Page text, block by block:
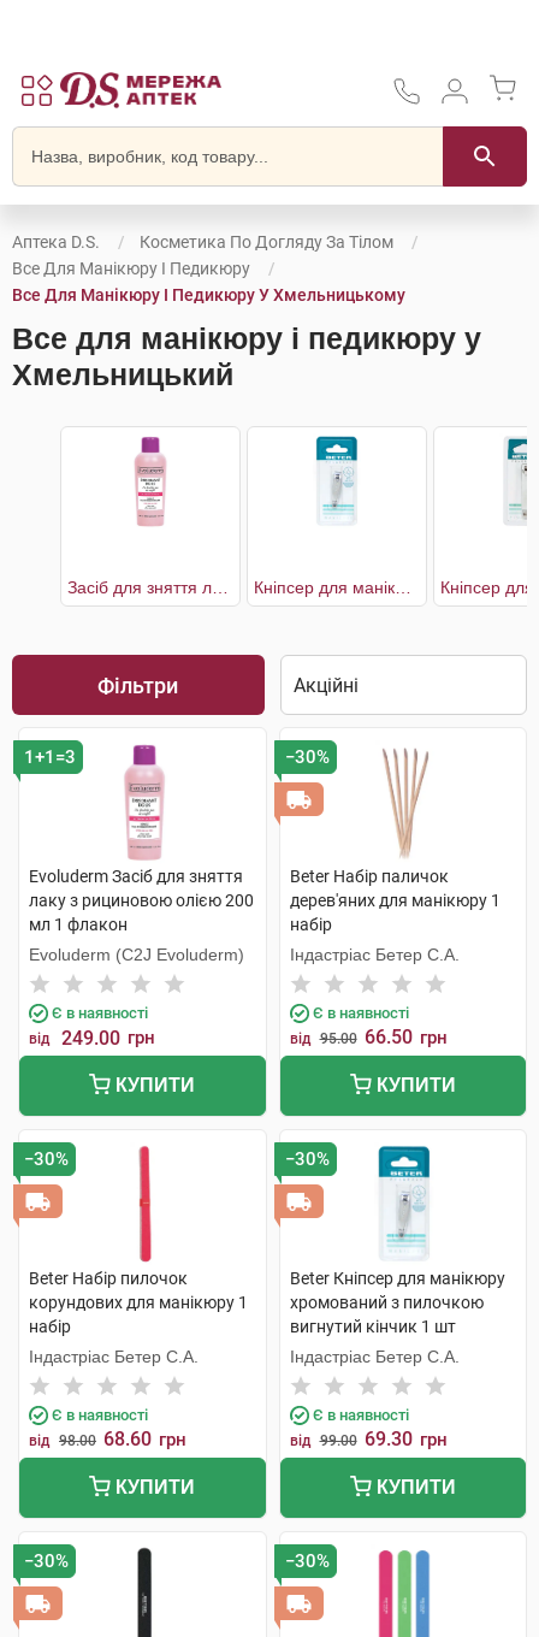
Аптека D.S.
Косметика По Догляду За Тілом
Все Для Манікюру І Педикюру
Все Для Манікюру І Педикюру У Хмельницькому
Все для манікюру і педикюру у
Хмельницький
Фільтри
1+1=3
Evoluderm Засіб для зняття
лаку з рициновою олією 200
мл 1 флакон
Evoluderm (C2J Evoluderm)
Є в наявності
від 249.00 грн
КУПИТИ
−30%
Beter Набір паличок
дерев'яних для манікюру 1
набір
Індастріас Бетер С.А.
Є в наявності
від 95.00 66.50 грн
КУПИТИ
−30%
Beter Набір пилочок
корундових для манікюру 1
набір
Індастріас Бетер С.А.
Є в наявності
від 98.00 68.60 грн
КУПИТИ
−30%
Beter Кніпсер для манікюру
хромований з пилочкою
вигнутий кінчик 1 шт
Індастріас Бетер С.А.
Є в наявності
від 99.00 69.30 грн
КУПИТИ
−30% −30%